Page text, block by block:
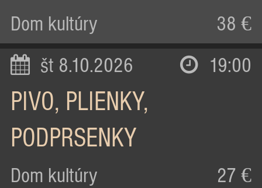
Dom kultúry 38 €
št 8.10.2026 19:00
PIVO, PLIENKY,
PODPRSENKY
Dom kultúry 27 €